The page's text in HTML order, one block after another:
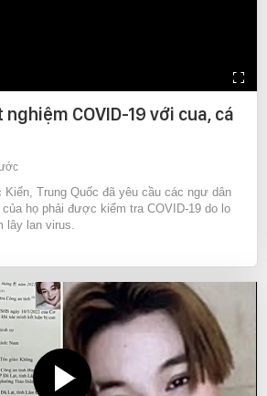
COVID-19 với cua, cá
Kiến, Trung Quốc đã yêu cầu các ngư dân
họ phải được kiểm tra COVID-19 do lo
lây lan virus.